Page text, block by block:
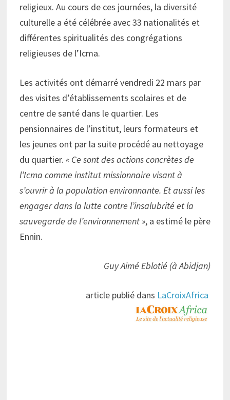
religieux. Au cours de ces journées, la diversité
culturelle a été célébrée avec 33 nationalités et
différentes spiritualités des congrégations
religieuses de l’Icma.
Les activités ont démarré vendredi 22 mars par
des visites d’établissements scolaires et de
centre de santé dans le quartier. Les
pensionnaires de l’institut, leurs formateurs et
les jeunes ont par la suite procédé au nettoyage
du quartier. « Ce sont des actions concrètes de
l’Icma comme institut missionnaire visant à
s’ouvrir à la population environnante. Et aussi les
engager dans la lutte contre l’insalubrité et la
sauvegarde de l’environnement », a estimé le père
Ennin.
Guy Aimé Eblotié (à Abidjan)
article publié dans LaCroixAfrica